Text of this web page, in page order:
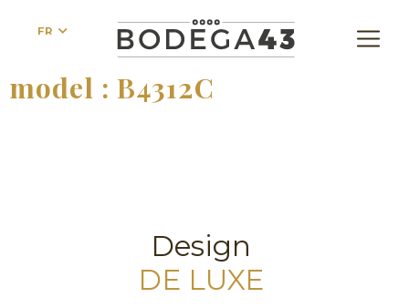
FR
model :B4312C
Design
DE LUXE